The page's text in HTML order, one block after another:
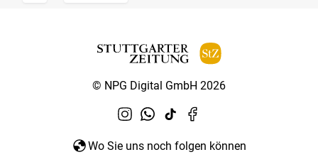
© NPG Digital GmbH 2026
Wo Sie uns noch folgen können